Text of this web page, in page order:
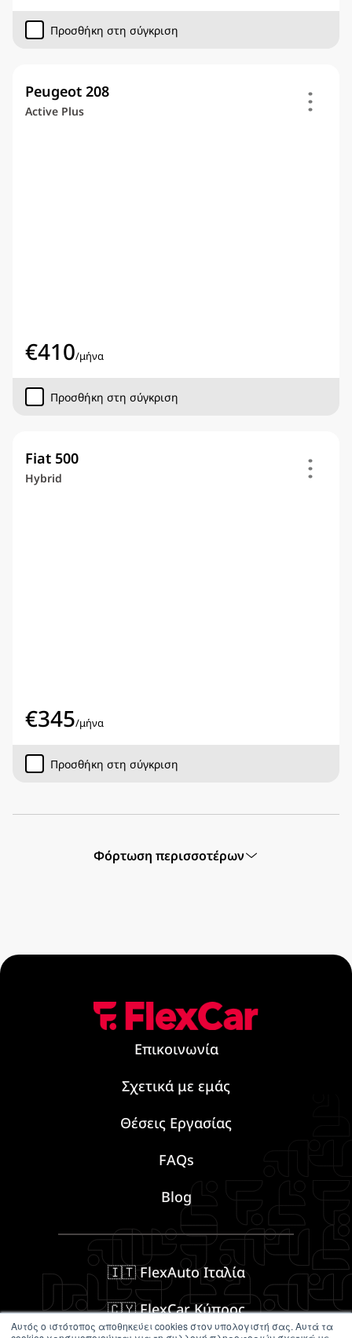
Αυτός ο ιστότοπος αποθηκεύει cookies στον υπολογιστή σας. Αυτά τα
Προσθήκη στη σύγκριση
Peugeot 208
Active Plus
€410/μήνα
Προσθήκη στη σύγκριση
Fiat 500
Hybrid
€345/μήνα
Προσθήκη στη σύγκριση
Φόρτωση περισσοτέρων
Επικοινωνία
Σχετικά με εμάς
Θέσεις Εργασίας
FAQs
Blog
🇮🇹 FlexAuto Ιταλία
🇨🇾 FlexCar Κύπρος